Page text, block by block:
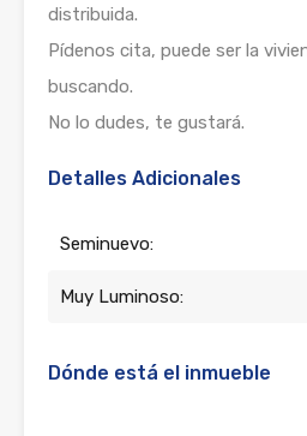
distribuida.
Pídenos cita, puede ser la
buscando.
No lo dudes, te gustará.
Detalles Adicionales
Seminuevo:
Muy Luminoso:
Dónde está el inmueble